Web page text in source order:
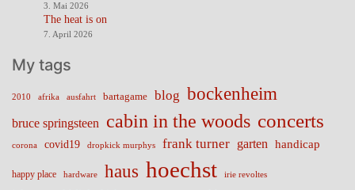
3. Mai 2026
The heat is on
7. April 2026
My tags
2010 afrika ausfahrt bartagame blog bockenheim
bruce springsteen cabin in the woods concerts
corona covid19 dropkick murphys frank turner garten handicap
happy place hardware haus hoechst irie revoltes